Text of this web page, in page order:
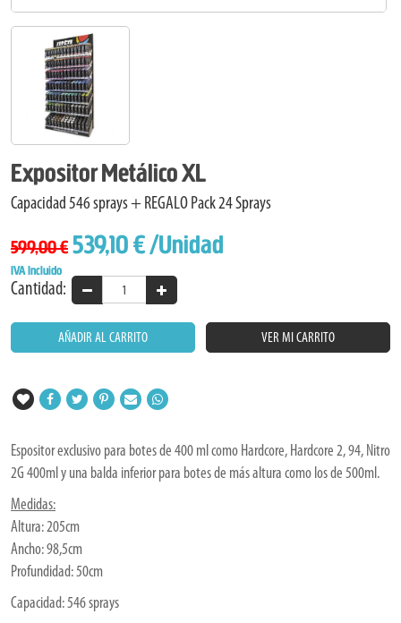
Expositor Metálico XL
Capacidad 546 sprays + REGALO Pack 24 Sprays
599,00 € 539,10 €/Unidad
IVA Incluido
Cantidad:
AÑADIR AL CARRITO VER MI CARRITO
Espositor exclusivo para botes de 400 ml como Hardcore, Hardcore 2, 94, Nitro
2G 400ml y una balda inferior para botes de más altura como los de 500ml.
Medidas:
Altura: 205cm
Ancho: 98,5cm
Profundidad: 50cm
Capacidad: 546 sprays